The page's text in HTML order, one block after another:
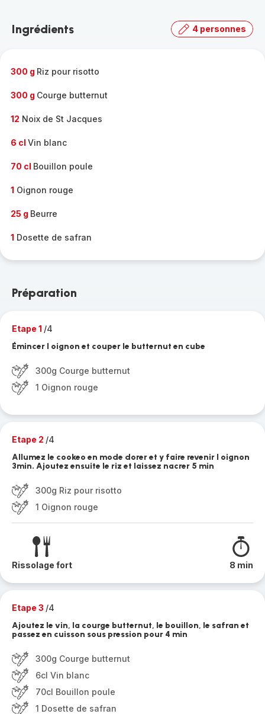
gamme
Ingrédients 4 personnes
300 g Riz pour risotto
300 g Courge butternut
12 Noix de St Jacques
6 cl Vin blanc
70 cl Bouillon poule
1 Oignon rouge
25 g Beurre
1 Dosette de safran
Préparation
Etape 1 /4
Émincer l oignon et couper le butternut en cube
300g Courge butternut
1 Oignon rouge
Etape 2 /4
Allumez le cookeo en mode dorer et y faire revenir l oignon
3min. Ajoutez ensuite le riz et laissez nacrer 5 min
300g Riz pour risotto
1 Oignon rouge
Rissolage fort 8 min
Etape 3 /4
Ajoutez le vin, la courge butternut, le bouillon, le safran et
passez en cuisson sous pression pour 4 min
300g Courge butternut
6cl Vin blanc
70cl Bouillon poule
1 Dosette de safran